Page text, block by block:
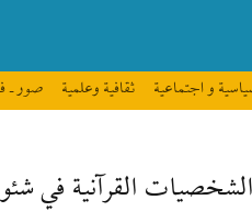
و اجتماعیة ثقافیة وعلمیة صور ـ
الشخصيات القرآنية في